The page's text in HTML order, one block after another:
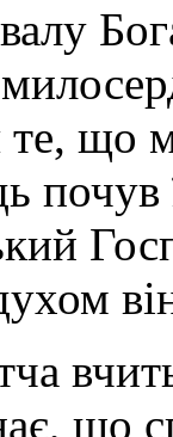
те, що
почув
що